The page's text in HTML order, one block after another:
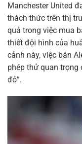
Manchester United
thách thức trên thị
quả trong việc mua
thiết đội hình của
cảnh này, việc bán
phép thử quan trọng
đỏ”.